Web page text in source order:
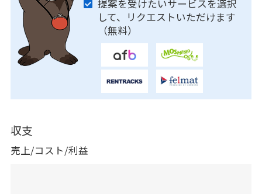
提案を受けたいサービスを選択
して、リクエストいただけます
（無料）
収支
売上/コスト/利益